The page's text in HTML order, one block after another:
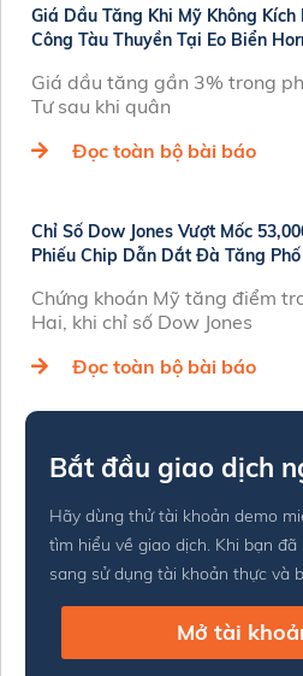
Giá Dầu Tăng Khi Mỹ Không Kích
Công Tàu Thuyền Tại Eo Biển
Giá dầu tăng gần 3% trong
Tư sau khi quân
Đọc toàn bộ bài báo
Chỉ Số Dow Jones Vượt Mốc
Phiếu Chip Dẫn Dắt Đà Tăng
Chứng khoán Mỹ tăng điểm
Hai, khi chỉ số Dow Jones
Đọc toàn bộ bài báo
Bắt đầu giao dịch
Hãy dùng thử tài khoản demo
tìm hiểu về giao dịch. Khi bạn
sang sử dụng tài khoản thực và
Mở tài